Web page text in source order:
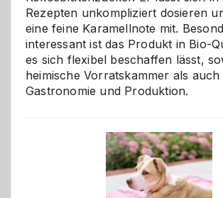
Rezepten unkompliziert dosieren
eine feine Karamellnote mit.
interessant ist das Produkt in Bio-
es sich flexibel beschaffen lässt,
heimische Vorratskammer als
Gastronomie und Produktion.